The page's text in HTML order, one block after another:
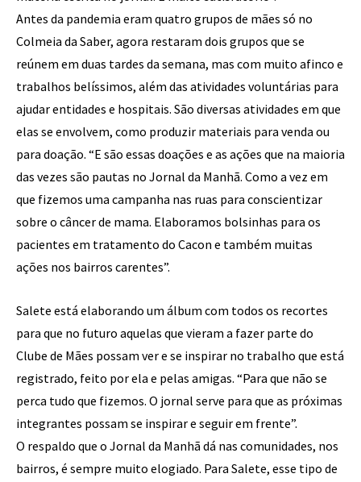
Antes da pandemia eram quatro grupos de mães só no
Colmeia da Saber, agora restaram dois grupos que se
reúnem em duas tardes da semana, mas com muito afinco e
trabalhos belíssimos, além das atividades voluntárias para
ajudar entidades e hospitais. São diversas atividades em que
elas se envolvem, como produzir materiais para venda ou
para doação. “E são essas doações e as ações que na maioria
das vezes são pautas no Jornal da Manhã. Como a vez em
que fizemos uma campanha nas ruas para conscientizar
sobre o câncer de mama. Elaboramos bolsinhas para os
pacientes em tratamento do Cacon e também muitas
ações nos bairros carentes”.
Salete está elaborando um álbum com todos os recortes
para que no futuro aquelas que vieram a fazer parte do
Clube de Mães possam ver e se inspirar no trabalho que está
registrado, feito por ela e pelas amigas. “Para que não se
perca tudo que fizemos. O jornal serve para que as próximas
integrantes possam se inspirar e seguir em frente”.
O respaldo que o Jornal da Manhã dá nas comunidades, nos
bairros, é sempre muito elogiado. Para Salete, esse tipo de